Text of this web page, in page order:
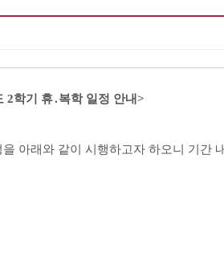
2학기 휴․복학 일정 안내>
아래와 같이 시행하고자 하오니 기간